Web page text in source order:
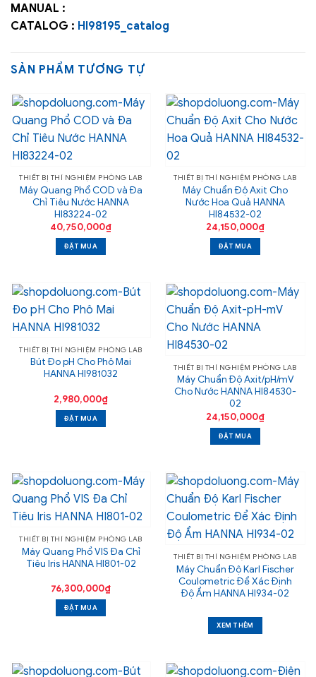
MANUAL :
CATALOG : HI98195_catalog
SẢN PHẨM TƯƠNG TỰ
THIẾT BỊ THÍ NGHIỆM PHÒNG LAB
Máy Quang Phổ COD và Đa
Chỉ Tiêu Nước HANNA
HI83224-02
40,750,000₫
ĐẶT MUA
THIẾT BỊ THÍ NGHIỆM PHÒNG LAB
Máy Chuẩn Độ Axit Cho
Nước Hoa Quả HANNA
HI84532-02
24,150,000₫
ĐẶT MUA
THIẾT BỊ THÍ NGHIỆM PHÒNG LAB
Bút Đo pH Cho Phô Mai
HANNA HI981032
2,980,000₫
ĐẶT MUA
THIẾT BỊ THÍ NGHIỆM PHÒNG LAB
Máy Chuẩn Độ Axit/pH/mV
Cho Nước HANNA HI84530-
02
24,150,000₫
ĐẶT MUA
THIẾT BỊ THÍ NGHIỆM PHÒNG LAB
Máy Quang Phổ VIS Đa Chỉ
Tiêu Iris HANNA HI801-02
76,300,000₫
ĐẶT MUA
THIẾT BỊ THÍ NGHIỆM PHÒNG LAB
Máy Chuẩn Độ Karl Fischer
Coulometric Để Xác Định
Độ Ẩm HANNA HI934-02
XEM THÊM